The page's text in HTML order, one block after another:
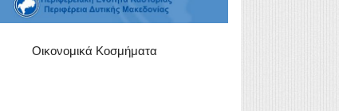
Οικονομικά Κοσμήματα